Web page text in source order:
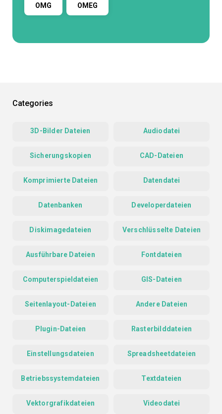
OMG OMEG
Categories
3D-Bilder Dateien Audiodatei
Sicherungskopien CAD-Dateien
Komprimierte Dateien Datendatei
Datenbanken Developerdateien
Diskimagedateien Verschlüsselte Dateien
Ausführbare Dateien Fontdateien
Computerspieldateien GIS-Dateien
Seitenlayout-Dateien Andere Dateien
Plugin-Dateien Rasterbilddateien
Einstellungsdateien Spreadsheetdateien
Betriebssystemdateien Textdateien
Vektorgrafikdateien Videodatei